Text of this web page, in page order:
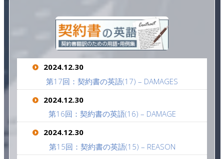
2024.12.30
第17回：契約書の英語(17) – DAMAGES
2024.12.30
第16回：契約書の英語(16) – DAMAGE
2024.12.30
第15回：契約書の英語(15) – REASON